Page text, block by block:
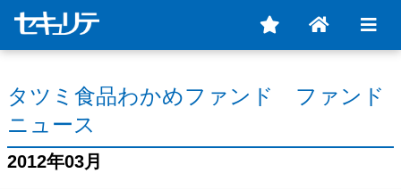
タツミ食品わかめファンド ファンド
ニュース
2012年03月